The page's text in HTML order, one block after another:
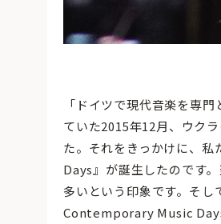
「ドイツで現代音楽を
ていた2015年12月、ウク
た。それをきっかけに、
Days』が誕生したのです
多いという印象です。そ
Contemporary Music